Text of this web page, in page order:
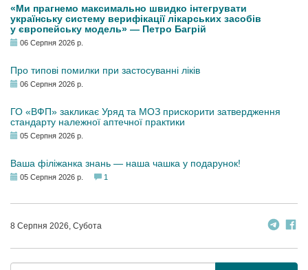
«Ми прагнемо максимально швидко інтегрувати
українську систему верифікації лікарських засобів
у європейську модель» — Петро Багрій
06 Серпня 2026 р.
Про типові помилки при застосуванні ліків
06 Серпня 2026 р.
ГО «ВФП» закликає Уряд та МОЗ прискорити затвердження
стандарту належної аптечної практики
05 Серпня 2026 р.
Ваша філіжанка знань — наша чашка у подарунок!
05 Серпня 2026 р. 1
8 Серпня 2026, Субота